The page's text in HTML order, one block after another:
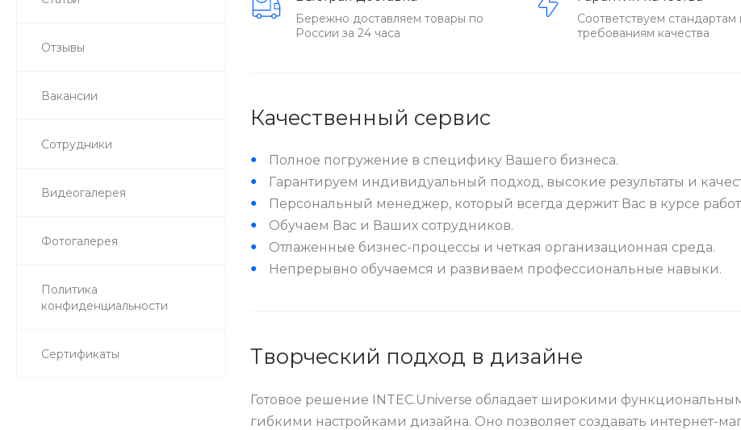
Отзывы
Вакансии
Сотрудники
Видеогалерея
Фотогалерея
Политика
конфиденциальности
Сертификаты
Бережно доставляем товары по
России за 24 часа
Соответствуем стандартам
требованиям качества
Качественный сервис
Полное погружение в специфику Вашего бизнеса.
Гарантируем индивидуальный подход, высокие результаты и
Персональный менеджер, который всегда держит Вас в курсе
Обучаем Вас и Ваших сотрудников.
Отлаженные бизнес-процессы и четкая организационная среда.
Непрерывно обучаемся и развиваем профессиональные навыки.
Творческий подход в дизайне
Готовое решение INTEC.Universe обладает широкими
гибкими настройками дизайна. Оно позволяет создавать интернет-